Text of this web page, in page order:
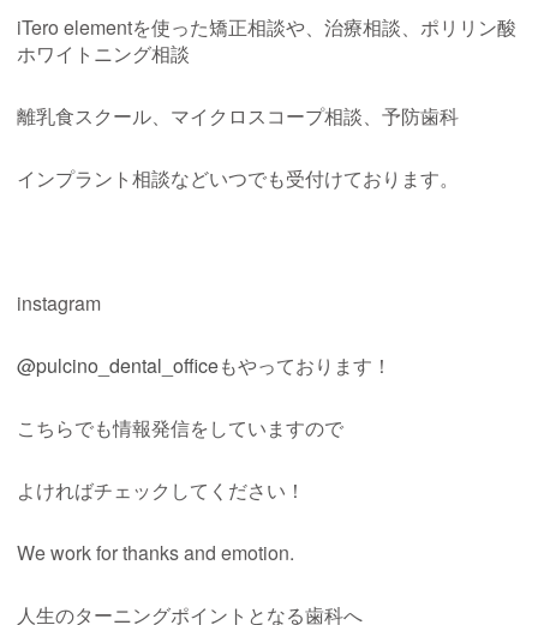
iTero elementを使った矯正相談や、治療相談、ポリリン酸
ホワイトニング相談
離乳食スクール、マイクロスコープ相談、予防歯科
インプラント相談などいつでも受付けております。
instagram
@pulcino_dental_officeもやっております！
こちらでも情報発信をしていますので
よければチェックしてください！
We work for thanks and emotion.
人生のターニングポイントとなる歯科へ